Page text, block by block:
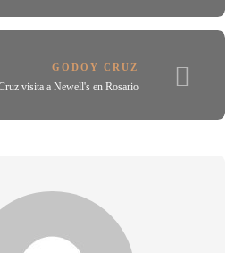
GODOY CRUZ
visita a Newell's en Rosario